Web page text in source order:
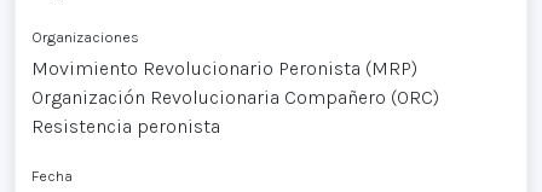
Organizaciones
Movimiento Revolucionario Peronista (MRP)
Organización Revolucionaria Compañero (ORC)
Resistencia peronista
Fecha